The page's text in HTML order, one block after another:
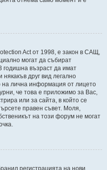
Act от 1998, е закон в САЩ,
могат да събират
възраст да имат
друг вид легално
лична информация от лицето
че това е приложимо за Вас,
или за сайта, в който се
правен съвет. Моля,
на този форум не могат
регистрацията на нови